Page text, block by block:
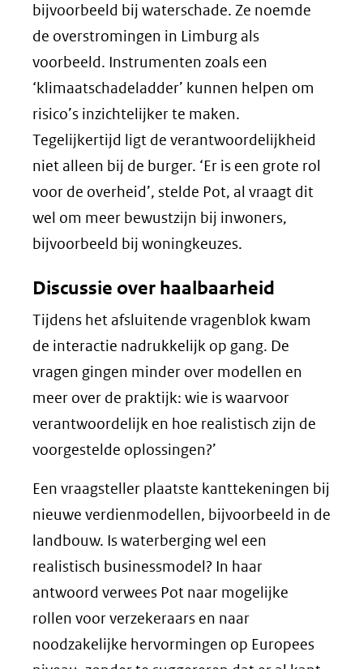
bijvoorbeeld bij waterschade. Ze noemde
de overstromingen in Limburg als
voorbeeld. Instrumenten zoals een
‘klimaatschadeladder’ kunnen helpen om
risico’s inzichtelijker te maken.
Tegelijkertijd ligt de verantwoordelijkheid
niet alleen bij de burger. ‘Er is een grote rol
voor de overheid’, stelde Pot, al vraagt dit
wel om meer bewustzijn bij inwoners,
bijvoorbeeld bij woningkeuzes.
Discussie over haalbaarheid
Tijdens het afsluitende vragenblok kwam
de interactie nadrukkelijk op gang. De
vragen gingen minder over modellen en
meer over de praktijk: wie is waarvoor
verantwoordelijk en hoe realistisch zijn de
voorgestelde oplossingen?’
Een vraagsteller plaatste kanttekeningen bij
nieuwe verdienmodellen, bijvoorbeeld in de
landbouw. Is waterberging wel een
realistisch businessmodel? In haar
antwoord verwees Pot naar mogelijke
rollen voor verzekeraars en naar
noodzakelijke hervormingen op Europees